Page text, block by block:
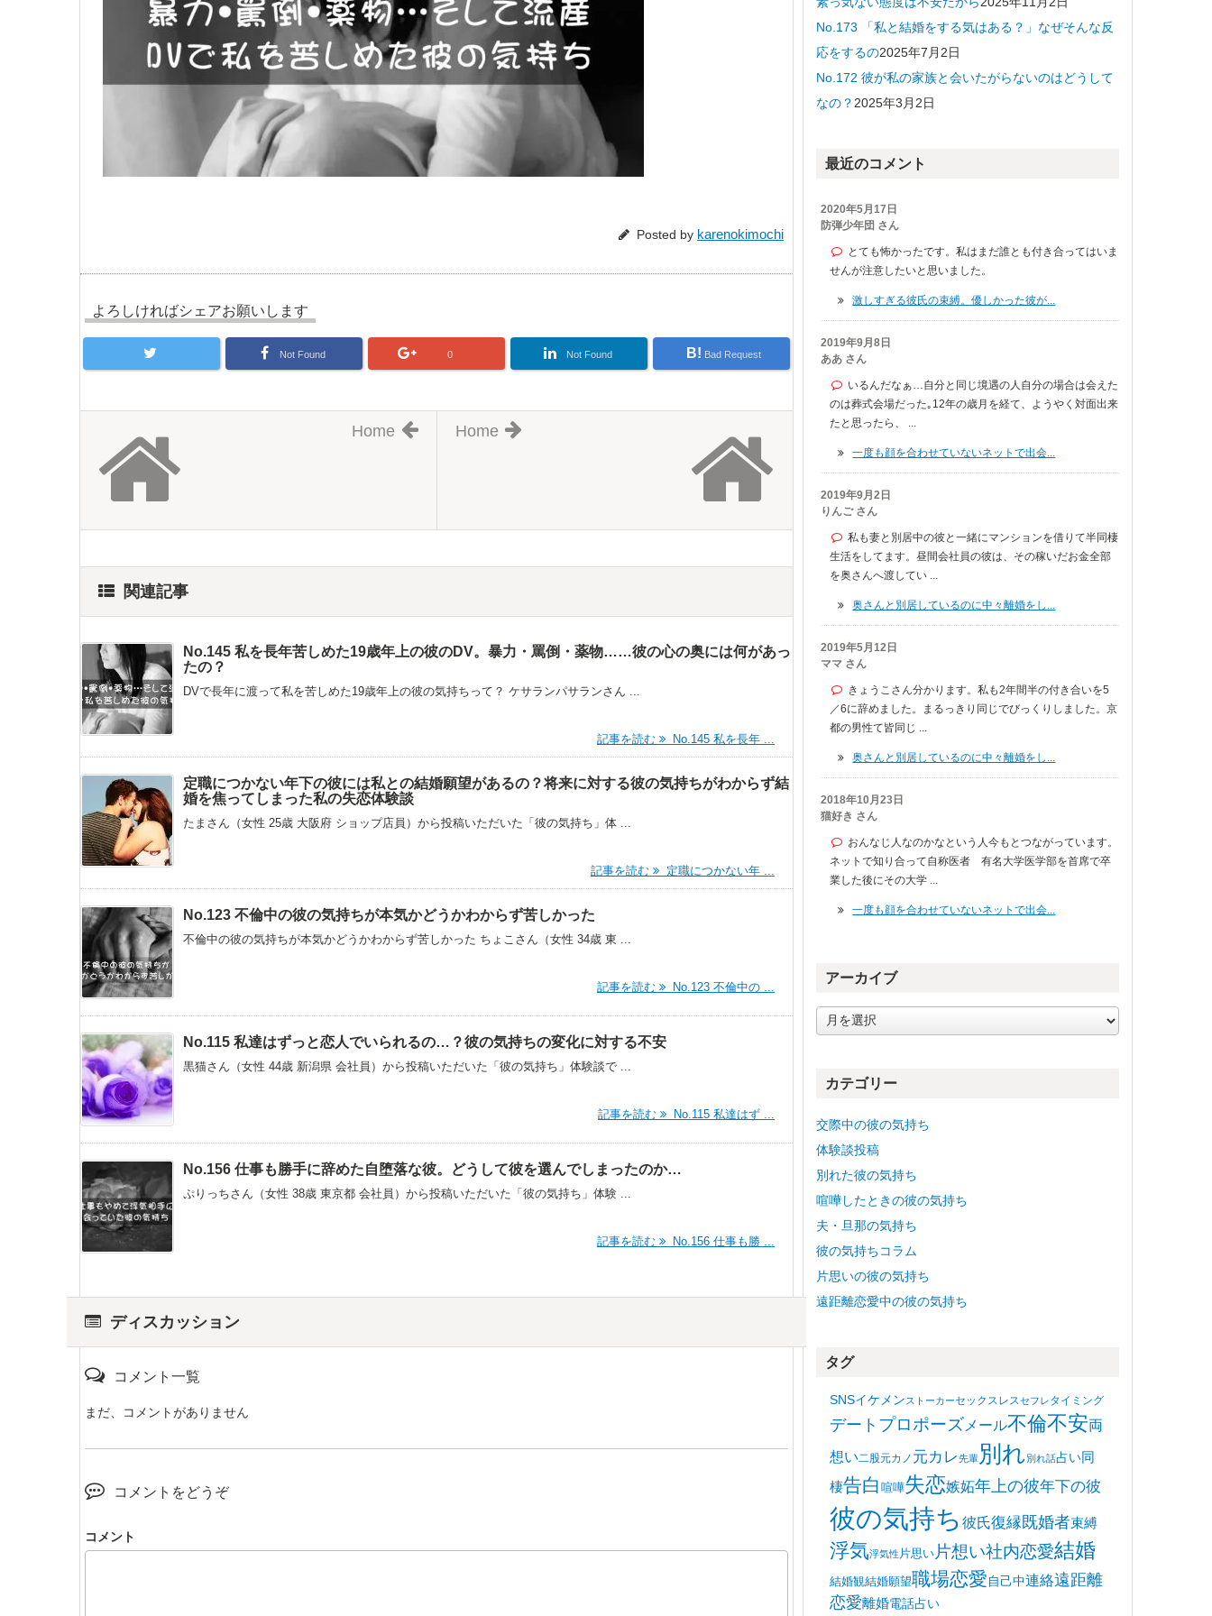
Posted by karenokimochi
よろしければシェアお願いします
Not Found 0 Not Found B! Bad Request
Home
Home
関連記事
No.145 私を長年苦しめた19歳年上の彼のDV。暴力・罵倒・薬物……彼の心の奥には何があっ
たの？
DVで長年に渡って私を苦しめた19歳年上の彼の気持ちって？ ケサランパサランさん ...
記事を読む No.145 私を長年 ...
定職につかない年下の彼には私との結婚願望があるの？将来に対する彼の気持ちがわからず結
婚を焦ってしまった私の失恋体験談
たまさん（女性 25歳 大阪府 ショップ店員）から投稿いただいた「彼の気持ち」体 ...
記事を読む 定職につかない年 ...
No.123 不倫中の彼の気持ちが本気かどうかわからず苦しかった
不倫中の彼の気持ちが本気かどうかわからず苦しかった ちょこさん（女性 34歳 東 ...
記事を読む No.123 不倫中の ...
No.115 私達はずっと恋人でいられるの…？彼の気持ちの変化に対する不安
黒猫さん（女性 44歳 新潟県 会社員）から投稿いただいた「彼の気持ち」体験談で ...
記事を読む No.115 私達はず ...
No.156 仕事も勝手に辞めた自堕落な彼。どうして彼を選んでしまったのか…
ぷりっちさん（女性 38歳 東京都 会社員）から投稿いただいた「彼の気持ち」体験 ...
記事を読む No.156 仕事も勝 ...
ディスカッション
コメント一覧
まだ、コメントがありません
コメントをどうぞ
コメント
No.173 「私と結婚をする気はある？」なぜそんな反
応をするの2025年7月2日
No.172 彼が私の家族と会いたがらないのはどうして
なの？ 2025年3月2日
最近のコメント
2020年5月17日
防弾少年団 さん
とても怖かったです。私はまだ誰とも付き合ってはいま
せんが注意したいと思いました。
激しすぎる彼氏の束縛。優しかった彼が...
2019年9月8日
ああ さん
いるんだなぁ…自分と同じ境遇の人自分の場合は会えた
のは葬式会場だった｡12年の歳月を経て、ようやく対面出来
たと思ったら、 ...
一度も顔を合わせていないネットで出会...
2019年9月2日
りんご さん
私も妻と別居中の彼と一緒にマンションを借りて半同棲
生活をしてます。昼間会社員の彼は、その稼いだお金全部
を奥さんへ渡してい ...
奥さんと別居しているのに中々離婚をし...
2019年5月12日
ママ さん
きょうこさん分かります。私も2年間半の付き合いを5
／6に辞めました。まるっきり同じでびっくりしました。京
都の男性て皆同じ ...
奥さんと別居しているのに中々離婚をし...
2018年10月23日
猫好き さん
おんなじ人なのかなという人今もとつながっています。
ネットで知り合って自称医者 有名大学医学部を首席で卒
業した後にその大学 ...
一度も顔を合わせていないネットで出会...
アーカイブ
ー
ブカテゴリー
交際中の彼の気持ち
体験談投稿
別れた彼の気持ち
喧嘩したときの彼の気持ち
夫・旦那の気持ち
彼の気持ちコラム
片思いの彼の気持ち
遠距離恋愛中の彼の気持ち
タグ
SNSイケメンストーカーセックスレスセフレタイミング
デート プロポーズ メール不倫不安両
想い二股元カノ 元カレ先輩 別れ別れ話占い同
棲告白 喧嘩失恋嫉妬年上の彼年下の彼
彼の気持ち 彼氏復縁既婚者束縛
浮気浮気性 片思い 片想い社内恋愛結婚
結婚観結婚願望職場恋愛自己中連絡遠距離
恋愛離婚電話占い